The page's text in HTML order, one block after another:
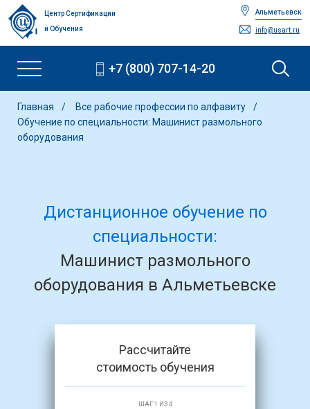
Центр Сертификации
и Обучения
Альметьевск
info@usart.ru
+7 (800) 707-14-20
Главная
Все рабочие профессии по алфавиту
Обучение по специальности: Машинист размольного
оборудования
Дистанционное обучение по
специальности:
Машинист размольного
оборудования в Альметьевске
Рассчитайте
стоимость обучения
ШАГ 1 ИЗ 4